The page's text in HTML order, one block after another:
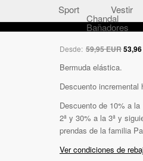
Sport Vestir
Chandal
Bañadores
Desde: 59,95 EUR
Bermuda elástica.
Descuento incremental
Descuento de 10% a
2ª y 30% a la 3ª y
prendas de la familia
Ver condiciones de